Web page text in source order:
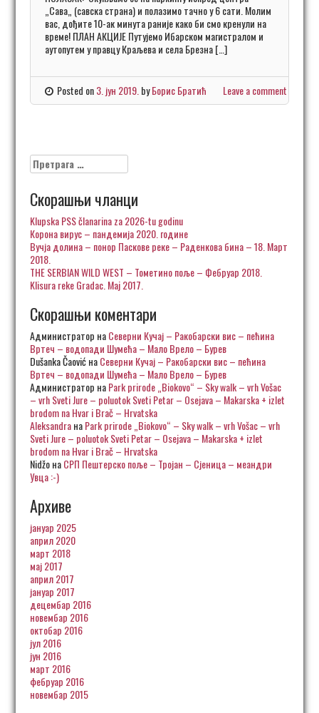
„Сава„ (савска страна) и полазимо тачно у 6 сати. Молим
вас, дођите 10-ак минута раније како би смо кренули на
време! ПЛАН АКЦИЈЕ Путујемо Ибарском магистралом и
аутопутем у правцу Краљева и села Брезна […]
Posted on3. јун 2019. byБорис Братић Leave a comment
Претрага
за:
Скорашњи чланци
Klupska PSS članarina za 2026-tu godinu
Корона вирус – пандемија 2020. године
Вучја долина – понор Паскове реке – Раденкова бина – 18. Март
2018.
THE SERBIAN WILD WEST – Тометино поље – Фебруар 2018.
Klisura reke Gradac. Maj 2017.
Скорашњи коментари
Администратор наСеверни Кучај – Ракобарски вис – пећина
Вртеч – водопади Шумећа – Мало Врело – Бурев
Dušanka ČaovićнаСеверни Кучај – Ракобарски вис – пећина
Вртеч – водопади Шумећа – Мало Врело – Бурев
Администратор наPark prirode „Biokovo“ – Sky walk – vrh Vošac
– vrh Sveti Jure – poluotok Sveti Petar – Osejava – Makarska + izlet
brodom na Hvar i Brač – Hrvatska
AleksandraнаPark prirode „Biokovo“ – Sky walk – vrh Vošac – vrh
Sveti Jure – poluotok Sveti Petar – Osejava – Makarska + izlet
brodom na Hvar i Brač – Hrvatska
NidžoнаСРП Пештерско поље – Тројан – Сјеница – меандри
Увца :-)
Архиве
јануар 2025
април 2020
март 2018
мај 2017
април 2017
јануар 2017
децембар 2016
новембар 2016
октобар 2016
јул 2016
јун 2016
март 2016
фебруар 2016
новембар 2015